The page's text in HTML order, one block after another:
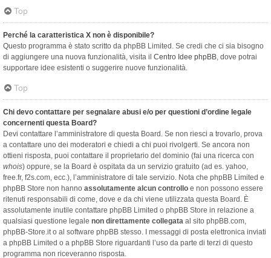
Top
Perché la caratteristica X non è disponibile?
Questo programma è stato scritto da phpBB Limited. Se credi che ci sia bisogno
di aggiungere una nuova funzionalità, visita il Centro Idee phpBB, dove potrai
supportare idee esistenti o suggerire nuove funzionalità.
Top
Chi devo contattare per segnalare abusi e/o per questioni d’ordine legale
concernenti questa Board?
Devi contattare l’amministratore di questa Board. Se non riesci a trovarlo, prova
a contattare uno dei moderatori e chiedi a chi puoi rivolgerti. Se ancora non
ottieni risposta, puoi contattare il proprietario del dominio (fai una ricerca con
whois) oppure, se la Board è ospitata da un servizio gratuito (ad es. yahoo,
free.fr, f2s.com, ecc.), l’amministratore di tale servizio. Nota che phpBB Limited e
phpBB Store non hanno assolutamente alcun controllo e non possono essere
ritenuti responsabili di come, dove e da chi viene utilizzata questa Board. È
assolutamente inutile contattare phpBB Limited o phpBB Store in relazione a
qualsiasi questione legale non direttamente collegata al sito phpBB.com,
phpBB-Store.it o al software phpBB stesso. I messaggi di posta elettronica inviati
a phpBB Limited o a phpBB Store riguardanti l’uso da parte di terzi di questo
programma non riceveranno risposta.